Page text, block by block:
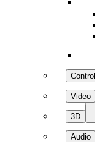
Video
3D
Audio